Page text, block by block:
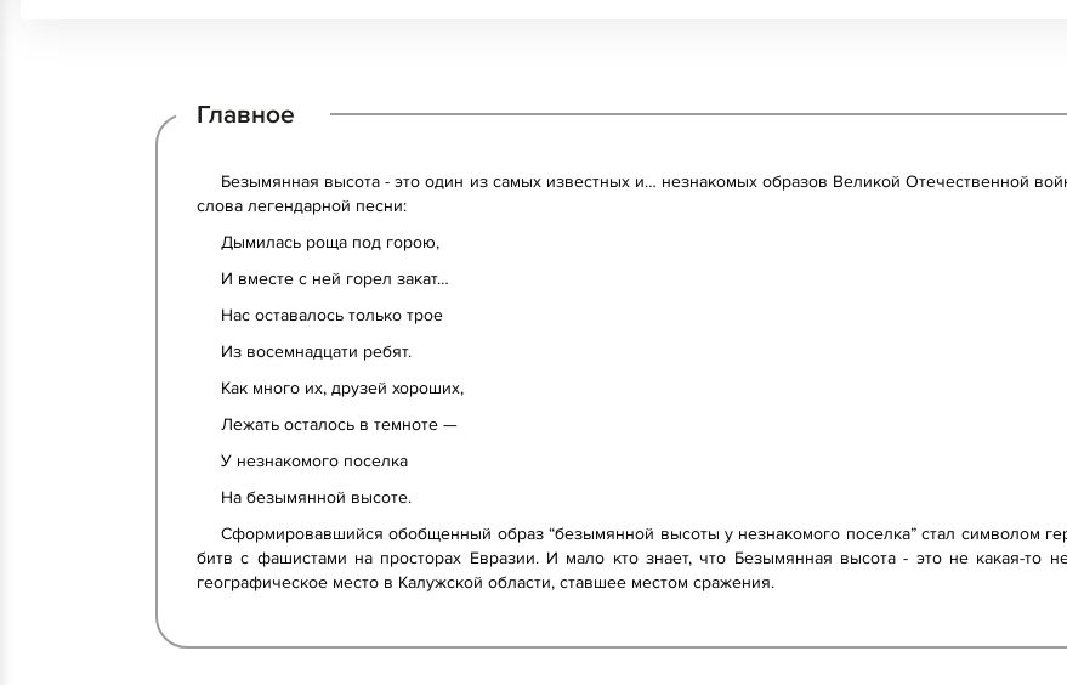
Главное
Безымянная высота - это один из самых известных и… незнакомых образов Великой Отечественной
слова легендарной песни:
Дымилась роща под горою,
И вместе с ней горел закат…
Нас оставалось только трое
Из восемнадцати ребят.
Как много их, друзей хороших,
Лежать осталось в темноте —
У незнакомого поселка
На безымянной высоте.
Сформировавшийся обобщенный образ “безымянной высоты у незнакомого поселка” стал символом
битв с фашистами на просторах Евразии. И мало кто знает, что Безымянная высота - это не какая-то
географическое место в Калужской области, ставшее местом сражения.